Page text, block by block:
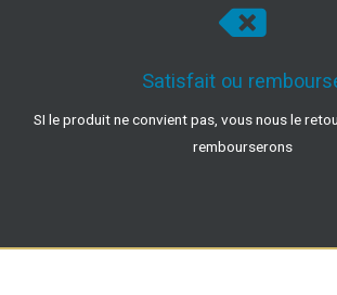
Satisfait ou
SI le produit ne convient pas, vous nous le
rembourserons